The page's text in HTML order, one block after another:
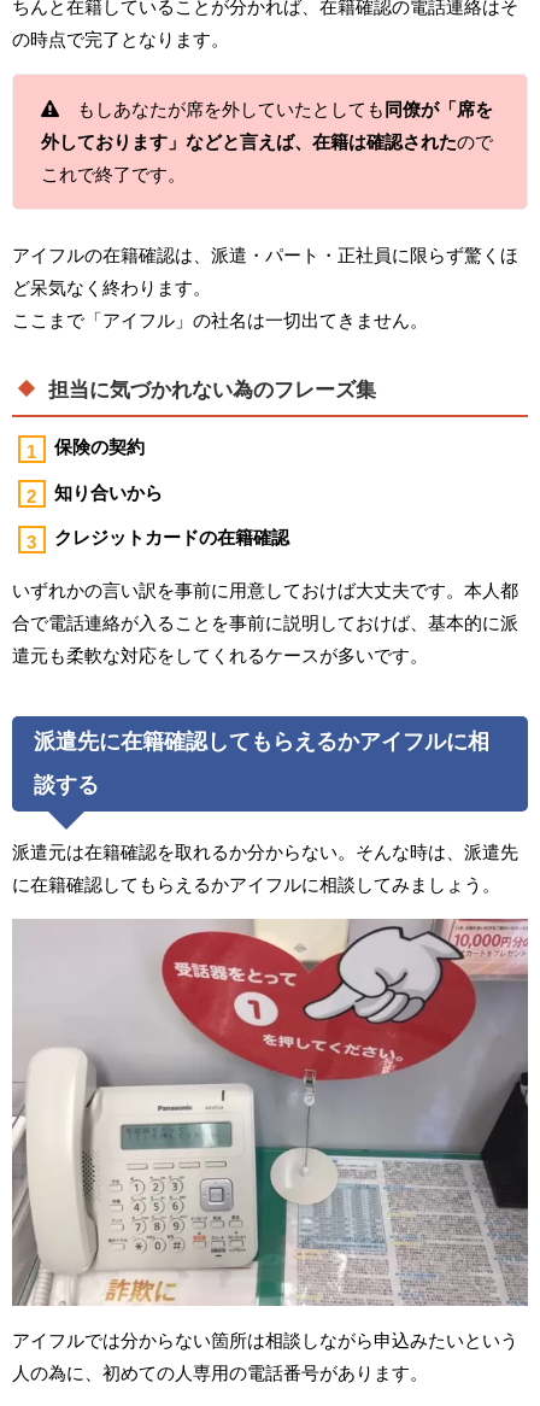
ちんと在籍していることが分かれば、在籍確認の電話連絡はそ
の時点で完了となります。
もしあなたが席を外していたとしても 同僚が「席を
外しております」などと言えば、在籍は確認されたので
これで終了です。
アイフルの在籍確認は、派遣・パート・正社員に限らず驚くほ
ど呆気なく終わります。
ここまで「アイフル」の社名は一切出てきません。
担当に気づかれない為のフレーズ集
保険の契約
知り合いから
クレジットカードの在籍確認
いずれかの言い訳を事前に用意しておけば大丈夫です。本人都
合で電話連絡が入ることを事前に説明しておけば、基本的に派
遣元も柔軟な対応をしてくれるケースが多いです。
派遣先に在籍確認してもらえるかアイフルに相
談する
派遣元は在籍確認を取れるか分からない。そんな時は、派遣先
に在籍確認してもらえるかアイフルに相談してみましょう。
アイフルでは分からない箇所は相談しながら申込みたいという
人の為に、初めての人専用の電話番号があります。